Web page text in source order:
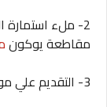
2- ملء
مقاطعة يوكون
3- التقديم علي موقع الهجرة الكندية وشئون اللاجئين